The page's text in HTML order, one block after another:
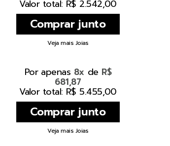
Valor total: R$ 2.542,00
Veja mais Joias
Por apenas 8x de R$
681,87
Valor total: R$ 5.455,00
Veja mais Joias